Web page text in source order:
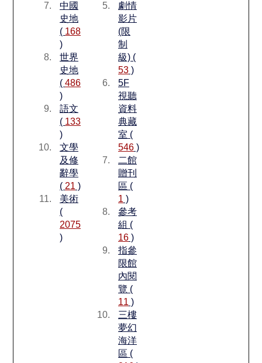
中國
史地
( 168
)
世界
史地
( 486
)
語文
( 133
)
文學
及修
辭學
( 21 )
美術
(
2075
)
劇情
影片
(限
制
級) (
53)
5F
視聽
資料
典藏
室 (
546)
二館
贈刊
區 (
1 )
參考
組 (
16)
指參
限館
內閱
覽 (
11 )
三樓
夢幻
海洋
區 (